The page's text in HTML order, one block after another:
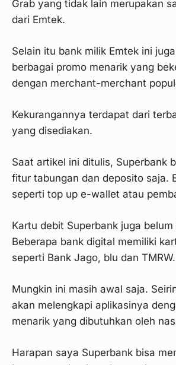
Grab yang tidak lain merupakan
dari Emtek.
Selain itu bank milik Emtek ini
berbagai promo menarik yang
dengan merchant-merchant
Kekurangannya terdapat dari
yang disediakan.
Saat artikel ini ditulis, Superbank
fitur tabungan dan deposito saja.
seperti top up e-wallet atau
Kartu debit Superbank juga
Beberapa bank digital memiliki
seperti Bank Jago, blu dan TMRW.
Mungkin ini masih awal saja.
akan melengkapi aplikasinya
menarik yang dibutuhkan oleh
Harapan saya Superbank bisa